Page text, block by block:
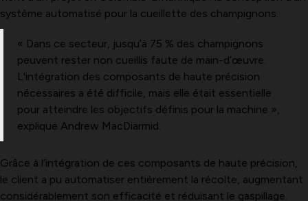
système automatisé pour la cueillette des champignons.
« Dans ce secteur, jusqu’à 75 % des champignons
peuvent rester non cueillis faute de main-d’œuvre.
L'intégration des composants de haute précision
nécessaires a été difficile, mais elle était essentielle
pour atteindre les objectifs définis pour la machine »,
explique Andrew MacDiarmid.
Grâce à l’intégration de ces composants de haute précision,
le client a pu automatiser entièrement la récolte, augmentant
considérablement son efficacité et réduisant le gaspillage.